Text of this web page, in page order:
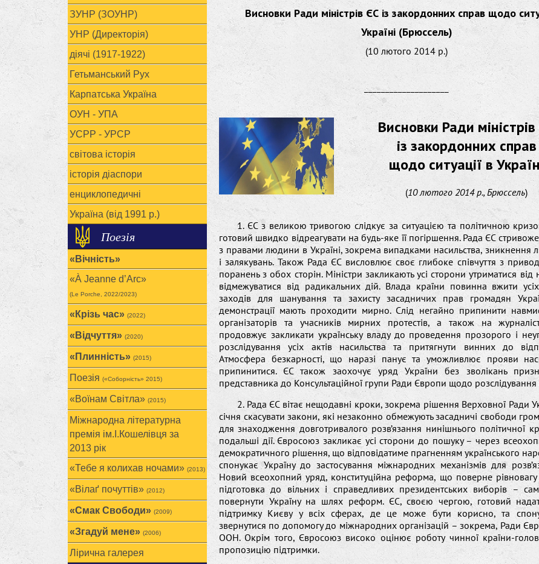
ЗУНР (ЗОУНР)
УНР (Директорія)
діячі (1917-1922)
Гетьманський Рух
Карпатська Україна
ОУН - УПА
УСРР - УРСР
світова історія
історія діаспори
енциклопедичні
Україна (від 1991 р.)
Поезія
«Вічність»
«À Jeanne d’Arc»
(Le Porche, 2022/2023)
«Крізь час» (2022)
«Відчуття» (2020)
«Плинність» (2015)
Поезія («Соборність» 2015)
«Воїнам Cвітла» (2015)
Міжнародна літературна
премія ім.І.Кошелівця за
2013 рік
«Тебе я колихав ночами» (2013)
«Вілаґ почуттів» (2012)
«Смак Свободи» (2009)
«Згадуй мене» (2006)
Лірична галерея
Висновки Ради міністрів ЄС із закордонних справ щодо
Україні (Брюссель)
(10 лютого 2014 р.)
____________________
Висновки Ради
із закордонних справ
щодо ситуації в
(10 лютого 2014 р., Брюссель)
1. ЄС з великою тривогою слідкує за ситуацією та політичною
готовий швидко відреагувати на будь-яке її погіршення. Рада ЄС
з правами людини в Україні, зокрема випадками насильства, зникнення
і залякувань. Також Рада ЄС висловлює своє глибоке співчуття з
поранень з обох сторін. Міністри закликають усі сторони утриматися від
відмежуватися від радикальних дій. Влада країни повинна вжити
заходів для шанування та захисту засадничих прав громадян
демонстрації мають проходити мирно. Слід негайно припинити
організаторів та учасників мирних протестів, а також на
продовжує закликати українську владу до проведення прозорого і
розслідування усіх актів насильства та притягнути винних до
Атмосфера безкарності, що наразі панує та уможливлює прояви
припинитися. ЄС також заохочує уряд України без зволікань
представника до Консультаційної групи Ради Європи щодо розслідування
2. Рада ЄС вітає нещодавні кроки, зокрема рішення Верховної Ради
січня скасувати закони, які незаконно обмежують засадничі свободи
для знаходження довготривалого розв’язання нинішнього політичної
подальші дії. Євросоюз закликає усі сторони до пошуку – через
демократичного рішення, що відповідатиме прагненням українського
спонукає Україну до застосування міжнародних механізмів для
Новий всеохопний уряд, конституційна реформа, що поверне
підготовка до вільних і справедливих президентських виборів –
повернути Україну на шлях реформ. ЄС, своєю чергою, готовий
підтримку Києву у всіх сферах, де це може бути корисно, та
звернутися по допомогу до міжнародних організацій – зокрема, Ради
ООН. Окрім того, Євросоюз високо оцінює роботу чинної країни-
пропозицію підтримки.